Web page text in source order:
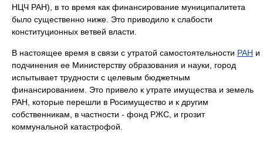
НЦЧ РАН), в то время как финансирование муниципалитета
было существенно ниже. Это приводило к слабости
конституционных ветвей власти.
В настоящее время в связи с утратой самостоятельности РАН и
подчинения ее Министерству образования и науки, город
испытывает трудности с целевым бюджетным
финансированием. Это привело к утрате имущества и земель
РАН, которые перешли в Росимущество и к другим
собственникам, в частности - фонд РЖС, и грозит
коммунальной катастрофой.